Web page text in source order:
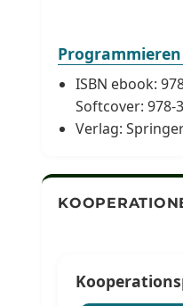
ISBN ebook:
Softcover: 978-
Verlag: